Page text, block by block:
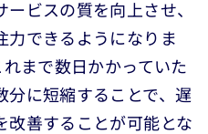
ビスの質を向上させ、
力できるようになりま
まで数日かかっていた
分に短縮することで、遅
改善することが可能とな